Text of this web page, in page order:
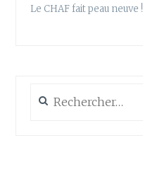
Le CHAF fait peau neuve !